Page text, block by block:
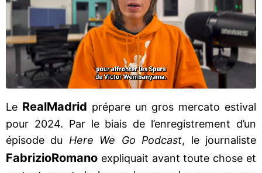
Le RealMadrid prépare un gros mercato estival
pour 2024. Par le biais de l’enregistrement d’un
épisode du Here We Go Podcast, le journaliste
FabrizioRomano expliquait avant toute chose et